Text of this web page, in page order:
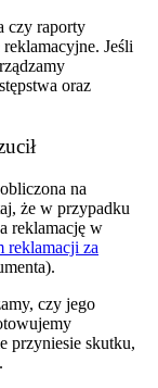
czy raporty
Jeśli
oraz
na
że w przypadku
reklamację w
reklamacji za
czy jego
przyniesie skutku,